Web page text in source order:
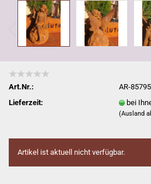
Art.Nr.:
AR-85795
Lieferzeit:
bei
(Ausland
Artikel ist aktuell nicht verfügbar.